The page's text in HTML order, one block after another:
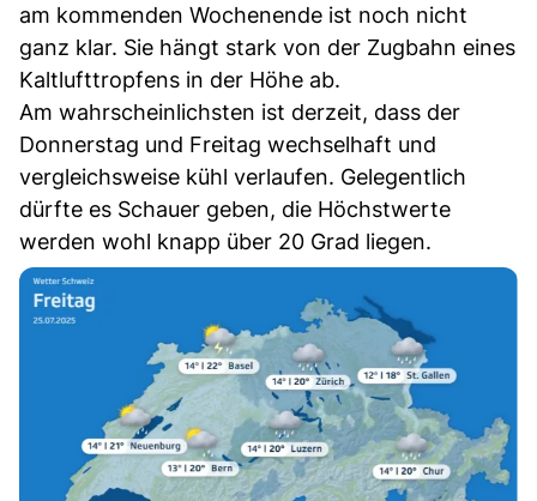
am kommenden Wochenende ist noch nicht
ganz klar. Sie hängt stark von der Zugbahn eines
Kaltlufttropfens in der Höhe ab.
Am wahrscheinlichsten ist derzeit, dass der
Donnerstag und Freitag wechselhaft und
vergleichsweise kühl verlaufen. Gelegentlich
dürfte es Schauer geben, die Höchstwerte
werden wohl knapp über 20 Grad liegen.